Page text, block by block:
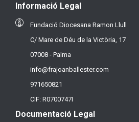
Informació Legal
Fundació Diocesana Ramon Llull
C/ Mare de Déu de la Victòria, 17
07008 - Palma
info@frajoanballester.com
971650821
CIF: R0700747I
Documentació Legal